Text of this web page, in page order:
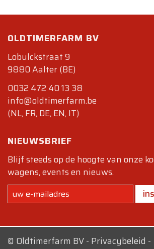
OLDTIMERFARM BV
Lobulckstraat 9
9880 Aalter (BE)
0032 472 40 13 38
info@oldtimerfarm.be
(NL, FR, DE, EN, IT)
NIEUWSBRIEF
Blijf steeds op de hoogte van onze
wagens, events en nieuws.
© Oldtimerfarm BV- Privacybeleid -